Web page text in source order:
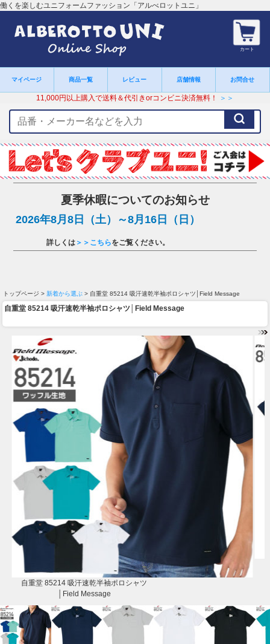
働くを楽しむユニフォームファッション「アルべロットユニ」
カート
マイページ 商品一覧 レビュー 店舗情報 お問合せ
11,000円以上購入で送料＆代引きorコンビニ決済無料！ ＞＞
ー
ワ
ー
ド
夏季休暇についてのお知らせ
2026年8月8日（土）～8月16日（日）
詳しくは ＞＞こちらをご覧ください。
トップページ > 新着から選ぶ > 自重堂 85214 吸汗速乾半袖ポロシャツ│Field Message
自重堂 85214 吸汗速乾半袖ポロシャツ│Field Message
自重堂 85214 吸汗速乾半袖ポロシャツ
│Field Message